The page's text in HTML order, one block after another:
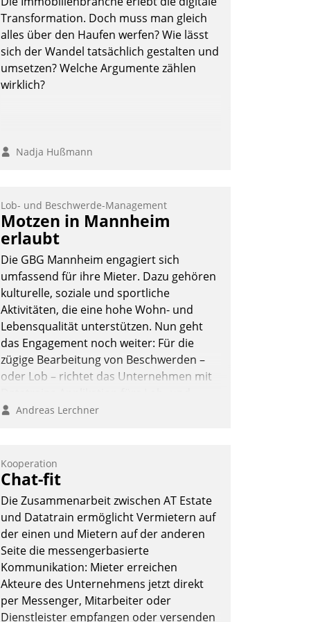
Transformation. Doch muss man gleich
alles über den Haufen werfen? Wie lässt
sich der Wandel tatsächlich gestalten und
umsetzen? Welche Argumente zählen
wirklich?
Nadja Hußmann
Lob- und Beschwerde-Management
Motzen in Mannheim
erlaubt
Die GBG Mannheim engagiert sich
umfassend für ihre Mieter. Dazu gehören
kulturelle, soziale und sportliche
Aktivitäten, die eine hohe Wohn- und
Lebensqualität unterstützen. Nun geht
das Engagement noch weiter: Für die
zügige Bearbeitung von Beschwerden –
oder Lob – richtet das Unternehmen mit
Beschwerde-Management einen eigenen
Andreas Lerchner
Kooperation
Chat-fit
Die Zusammenarbeit zwischen AT Estate
und Datatrain ermöglicht Vermietern auf
der einen und Mietern auf der anderen
Seite die messengerbasierte
Kommunikation: Mieter erreichen
Akteure des Unternehmens jetzt direkt
per Messenger, Mitarbeiter oder
Dienstleister empfangen oder versenden